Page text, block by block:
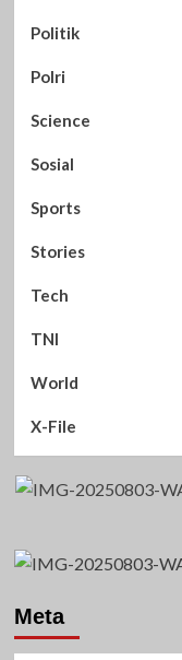
Politik
Polri
Science
Sosial
Sports
Stories
Tech
TNI
World
X-File
Meta